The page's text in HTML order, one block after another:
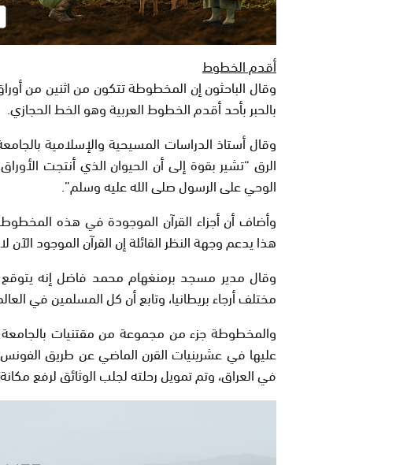
أقدم الخطوط
وقال الباحثون إن المخطوطة تتكون من اثنين من
بالحبر بأحد أقدم الخطوط العربية وهو الخط الحجازي.
وقال أستاذ الدراسات المسيحية والإسلامية
الرق “تشير بقوة إلى أن الحيوان الذي أنتجت
الوحي على الرسول صلى الله عليه وسلم”.
وأضاف أن أجزاء القرآن الموجودة في هذه
هذا يدعم وجهة النظر القائلة إن القرآن الموجود
وقال مدير مسجد برمنغهام محمد فاضل إنه
مختلف أرجاء بريطانيا، وتابع أن كل المسلمين في
والمخطوطة جزء من مجموعة من مقتنيات
عليها في عشرينيات القرن الماضي عن طريق
في العراق، وتم تمويل رحلته لجلب الوثائق لرفع